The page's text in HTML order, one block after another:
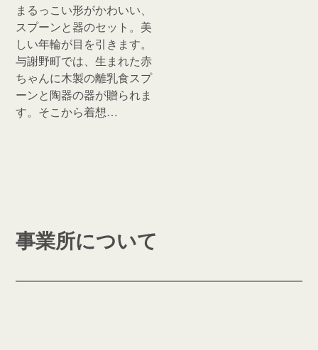
まるっこい形がかわいい、
スプーンと器のセット。美
しい年輪が目を引きます。
与謝野町では、生まれた赤
ちゃんに木製の離乳食スプ
ーンと陶器の器が贈られま
す。そこから着想…
事業所について